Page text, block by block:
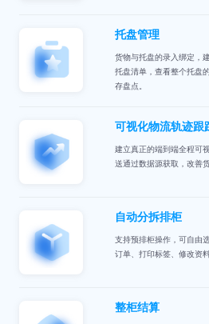
托盘管理
货物与托盘的录入绑定，
托盘清单，查看整个托盘
存盘点。
可视化物流轨迹跟
建立真正的端到端全程可
送通过数据源获取，改善
自动分拆排柜
支持预排柜操作，可自由
订单、打印标签、修改资
整柜结算